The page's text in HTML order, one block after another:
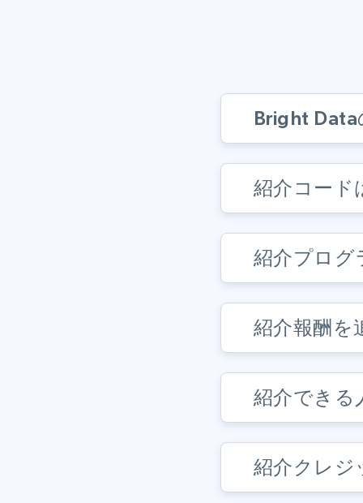
Bright
紹介コード
紹介プログ
紹介報酬を
紹介できる
紹介クレジ